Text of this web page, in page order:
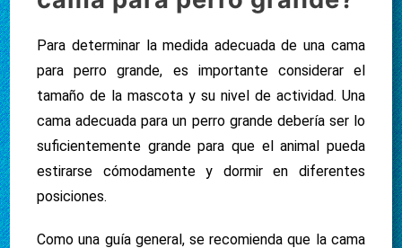
Para determinar la medida adecuada de una cama
para perro grande, es importante considerar el
tamaño de la mascota y su nivel de actividad. Una
cama adecuada para un perro grande debería ser lo
suficientemente grande para que el animal pueda
estirarse cómodamente y dormir en diferentes
posiciones.
Como una guía general, se recomienda que la cama